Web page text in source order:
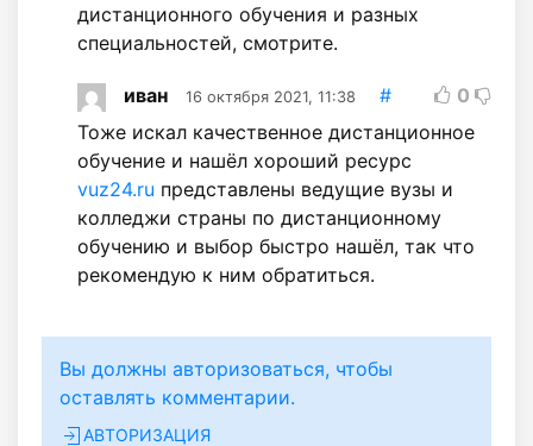
дистанционного обучения и разных
специальностей, смотрите.
иван 16 октября 2021, 11:38 #
0
Тоже искал качественное дистанционное
обучение и нашёл хороший ресурс
vuz24.ru представлены ведущие вузы и
колледжи страны по дистанционному
обучению и выбор быстро нашёл, так что
рекомендую к ним обратиться.
Вы должны авторизоваться, чтобы
оставлять комментарии.
АВТОРИЗАЦИЯ